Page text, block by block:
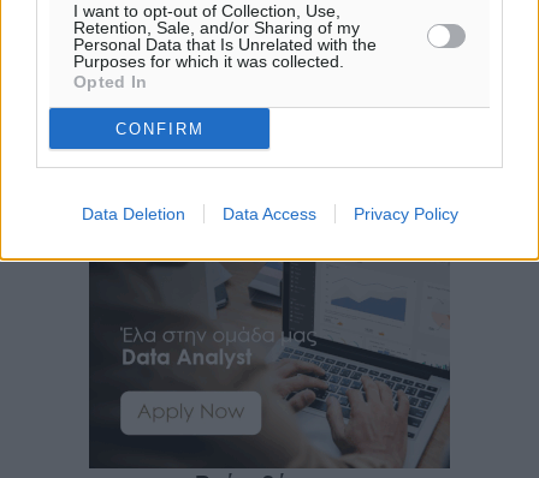
I want to opt-out of Collection, Use,
Retention, Sale, and/or Sharing of my
Personal Data that Is Unrelated with the
Purposes for which it was collected.
Opted In
CONFIRM
Data Deletion Data Access Privacy Policy